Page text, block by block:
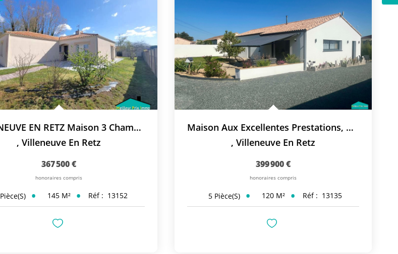
VILLENEUVE EN RETZ Maison 3 Chambres
,Villeneuve En Retz
367 500 €
honoraires compris
Pièce(s) 145 M² Réf : 13152
Maison Aux Excellentes Prestations, Avec 3 Chambres Et...
,Villeneuve En Retz
399 900 €
honoraires compris
5 Pièce(s) 120 M² Réf : 13135